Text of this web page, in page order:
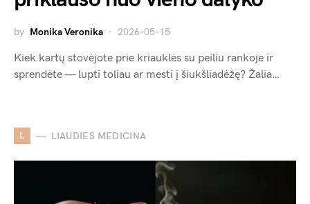
by Monika Veronika 2026-05-15
Kiek kartų stovėjote prie kriauklės su peiliu rankoje ir
sprendėte — lupti toliau ar mesti į šiukšliadėžę? Žalia…
L LIAUDIES MEDICINA